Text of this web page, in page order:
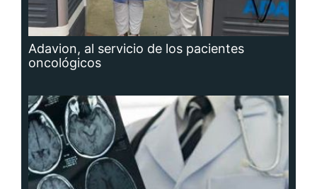
Adavion, al servicio de los pacientes
oncológicos